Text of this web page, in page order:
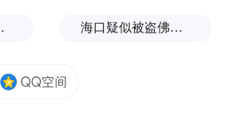
个快速抢券的秘诀
罪集团主犯 海口疑似被盗佛像已搬离北京观复博物馆？馆方回应